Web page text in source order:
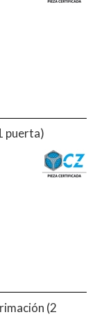
puerta)
(2